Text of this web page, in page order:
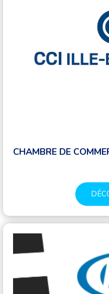
CHAMBRE DE